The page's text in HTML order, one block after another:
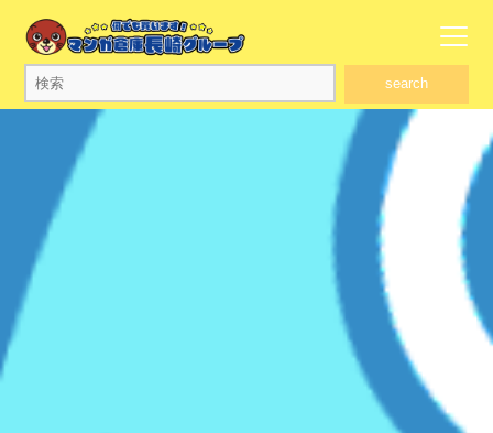
search